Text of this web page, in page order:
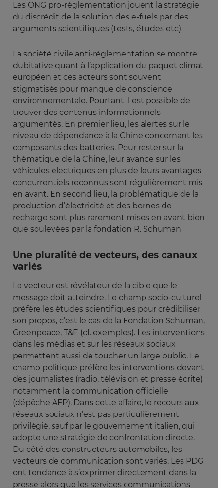
Les ONG pro-réglementation jouent la stratégie
du discrédit de la solution des e-fuels par des
arguments scientifiques (tests, études etc).
La société civile anti-réglementation se montre
dubitative quant à l’application du paquet climat
européen et ces acteurs sont souvent
stigmatisés pour manque de conscience
environnementale. Pourtant il est possible de
trouver des contenus informationnels
argumentés. En premier lieu, les alertes sur le
niveau de dépendance à la Chine concernant les
composants des batteries. Pour rester sur la
thématique de la Chine, leur avance sur les
véhicules électriques en plus de leurs avantages
concurrentiels reconnus sont régulièrement mis
en avant. En second lieu, la problématique de la
production d’électricité et des bornes de
recharge sont plus rarement mises en avant bien
que soulevées par la fondation R. Schuman.
Une pluralité de vecteurs, des canaux
variés
Le vecteur est révélateur de la cible que le
message doit atteindre. Le champ socio-culturel
préfère les études scientifiques pour crédibiliser
son propos, c’est le cas de la Fondation Schuman,
Greenpeace, T&E (cf. exemples). Les interventions
dans les médias et sur les réseaux sociaux
permettent aussi de toucher un large public. Le
champ politique préfère les interventions devant
des journalistes (radio, télévision et presse écrite)
notamment la communication officielle
(dépêche AFP). Dans cette affaire, le recours aux
réseaux sociaux n’est pas particulièrement
privilégié, sauf par le gouvernement italien, qui
adopte une stratégie de confrontation directe.
Du côté des constructeurs automobiles, les
vecteurs de communication sont variés. Les PDG
ont tendance à s’exprimer directement dans la
presse alors que les services communications